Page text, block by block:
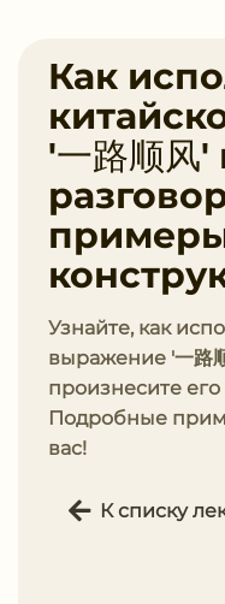
Как
'一路顺风'
Узнайте, как
выражение '一路
произнесите
Подробные
вас!
К списку